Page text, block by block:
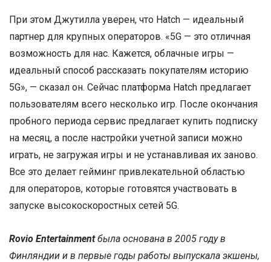
При этом Джутилла уверен, что Hatch — идеальный
партнер для крупных операторов. «5G — это отличная
возможность для нас. Кажется, облачные игры —
идеальный способ рассказать покупателям историю
5G», — сказал он. Сейчас платформа Hatch предлагает
пользователям всего несколько игр. После окончания
пробного периода сервис предлагает купить подписку
на месяц, а после настройки учетной записи можно
играть, не загружая игры и не устанавливая их заново.
Все это делает гейминг привлекательной областью
для операторов, которые готовятся участвовать в
запуске высокоскоростных сетей 5G.
Rovio Entertainmentбыла основана в 2005 году в
Финляндии и в первые годы работы выпускала экшены,